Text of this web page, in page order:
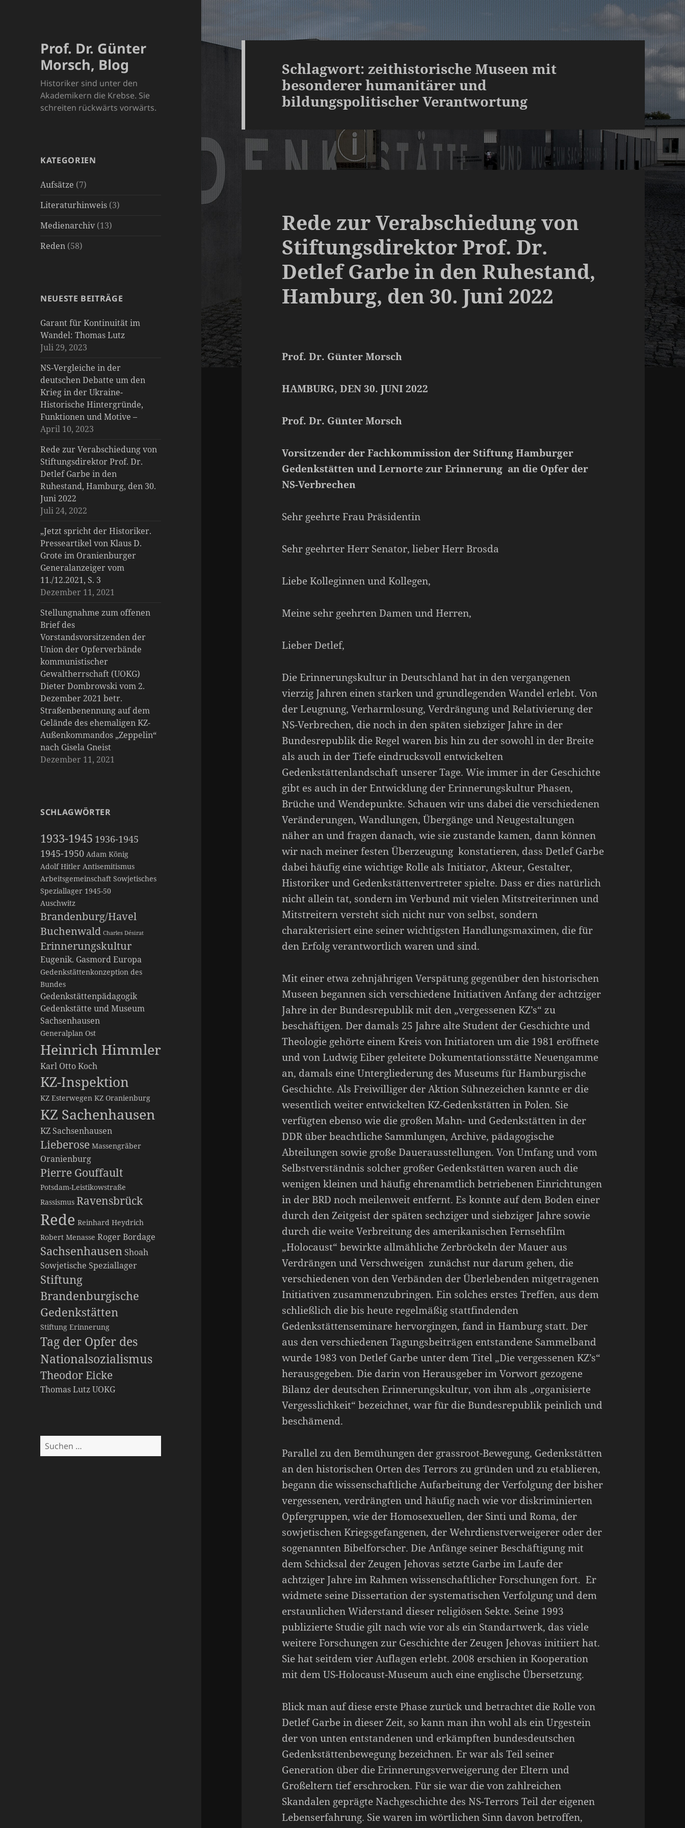
Prof. Dr. Günter
Morsch, Blog
Historiker sind unter den
Akademikern die Krebse. Sie
schreiten rückwärts vorwärts.
KATEGORIEN
Aufsätze (7)
Literaturhinweis (3)
Medienarchiv (13)
Reden (58)
NEUESTE BEITRÄGE
Garant für Kontinuität im
Wandel: Thomas Lutz
Juli 29, 2023
NS-Vergleiche in der
deutschen Debatte um den
Krieg in der Ukraine-
Historische Hintergründe,
Funktionen und Motive –
April 10, 2023
Rede zur Verabschiedung von
Stiftungsdirektor Prof. Dr.
Detlef Garbe in den
Ruhestand, Hamburg, den 30.
Juni 2022
Juli 24, 2022
„Jetzt spricht der Historiker.
Presseartikel von Klaus D.
Grote im Oranienburger
Generalanzeiger vom
11./12.2021, S. 3
Dezember 11, 2021
Stellungnahme zum offenen
Brief des
Vorstandsvorsitzenden der
Union der Opferverbände
kommunistischer
Gewaltherrschaft (UOKG)
Dieter Dombrowski vom 2.
Dezember 2021 betr.
Straßenbenennung auf dem
Gelände des ehemaligen KZ-
Außenkommandos „Zeppelin“
nach Gisela Gneist
Dezember 11, 2021
SCHLAGWÖRTER
1933-1945 1936-1945
1945-1950 Adam König
Adolf Hitler Antisemitismus
Arbeitsgemeinschaft Sowjetisches
Speziallager 1945-50
Auschwitz
Brandenburg/Havel
Buchenwald Charles Désirat
Erinnerungskultur
Eugenik. GasmordEuropa
Gedenkstättenkonzeption des
Bundes
Gedenkstättenpädagogik
Gedenkstätte und Museum
Sachsenhausen
Generalplan Ost
Heinrich Himmler
Karl Otto Koch
KZ-Inspektion
KZ Esterwegen KZ Oranienburg
KZ Sachenhausen
KZ Sachsenhausen
Lieberose Massengräber
Oranienburg
Pierre Gouffault
Potsdam-Leistikowstraße
Rassismus Ravensbrück
Rede Reinhard Heydrich
Robert Menasse Roger Bordage
Sachsenhausen Shoah
Sowjetische Speziallager
Stiftung
Brandenburgische
Gedenkstätten
Stiftung Erinnerung
Tag der Opfer des
Nationalsozialismus
Theodor Eicke
Thomas LutzUOKG
Suchen
nach:
Schlagwort:zeithistorische Museen mit
besonderer humanitärer und
bildungspolitischer Verantwortung
Rede zur Verabschiedung von
Stiftungsdirektor Prof. Dr.
Detlef Garbe in den Ruhestand,
Hamburg, den 30. Juni 2022
Prof. Dr. Günter Morsch
HAMBURG, DEN 30. JUNI 2022
Prof. Dr. Günter Morsch
Vorsitzender der Fachkommission der Stiftung Hamburger
Gedenkstätten und Lernorte zur Erinnerung an die Opfer der
NS-Verbrechen
Sehr geehrte Frau Präsidentin
Sehr geehrter Herr Senator, lieber Herr Brosda
Liebe Kolleginnen und Kollegen,
Meine sehr geehrten Damen und Herren,
Lieber Detlef,
Die Erinnerungskultur in Deutschland hat in den vergangenen
vierzig Jahren einen starken und grundlegenden Wandel erlebt. Von
der Leugnung, Verharmlosung, Verdrängung und Relativierung der
NS-Verbrechen, die noch in den späten siebziger Jahre in der
Bundesrepublik die Regel waren bis hin zu der sowohl in der Breite
als auch in der Tiefe eindrucksvoll entwickelten
Gedenkstättenlandschaft unserer Tage. Wie immer in der Geschichte
gibt es auch in der Entwicklung der Erinnerungskultur Phasen,
Brüche und Wendepunkte. Schauen wir uns dabei die verschiedenen
Veränderungen, Wandlungen, Übergänge und Neugestaltungen
näher an und fragen danach, wie sie zustande kamen, dann können
wir nach meiner festen Überzeugung konstatieren, dass Detlef Garbe
dabei häufig eine wichtige Rolle als Initiator, Akteur, Gestalter,
Historiker und Gedenkstättenvertreter spielte. Dass er dies natürlich
nicht allein tat, sondern im Verbund mit vielen Mitstreiterinnen und
Mitstreitern versteht sich nicht nur von selbst, sondern
charakterisiert eine seiner wichtigsten Handlungsmaximen, die für
den Erfolg verantwortlich waren und sind.
Mit einer etwa zehnjährigen Verspätung gegenüber den historischen
Museen begannen sich verschiedene Initiativen Anfang der achtziger
Jahre in der Bundesrepublik mit den „vergessenen KZ’s“ zu
beschäftigen. Der damals 25 Jahre alte Student der Geschichte und
Theologie gehörte einem Kreis von Initiatoren um die 1981 eröffnete
und von Ludwig Eiber geleitete Dokumentationsstätte Neuengamme
an, damals eine Untergliederung des Museums für Hamburgische
Geschichte. Als Freiwilliger der Aktion Sühnezeichen kannte er die
wesentlich weiter entwickelten KZ-Gedenkstätten in Polen. Sie
verfügten ebenso wie die großen Mahn- und Gedenkstätten in der
DDR über beachtliche Sammlungen, Archive, pädagogische
Abteilungen sowie große Dauerausstellungen. Von Umfang und vom
Selbstverständnis solcher großer Gedenkstätten waren auch die
wenigen kleinen und häufig ehrenamtlich betriebenen Einrichtungen
in der BRD noch meilenweit entfernt. Es konnte auf dem Boden einer
durch den Zeitgeist der späten sechziger und siebziger Jahre sowie
durch die weite Verbreitung des amerikanischen Fernsehfilm
„Holocaust“ bewirkte allmähliche Zerbröckeln der Mauer aus
Verdrängen und Verschweigen zunächst nur darum gehen, die
verschiedenen von den Verbänden der Überlebenden mitgetragenen
Initiativen zusammenzubringen. Ein solches erstes Treffen, aus dem
schließlich die bis heute regelmäßig stattfindenden
Gedenkstättenseminare hervorgingen, fand in Hamburg statt. Der
aus den verschiedenen Tagungsbeiträgen entstandene Sammelband
wurde 1983 von Detlef Garbe unter dem Titel „Die vergessenen KZ’s“
herausgegeben. Die darin von Herausgeber im Vorwort gezogene
Bilanz der deutschen Erinnerungskultur, von ihm als „organisierte
Vergesslichkeit“ bezeichnet, war für die Bundesrepublik peinlich und
beschämend.
Parallel zu den Bemühungen der grassroot-Bewegung, Gedenkstätten
an den historischen Orten des Terrors zu gründen und zu etablieren,
begann die wissenschaftliche Aufarbeitung der Verfolgung der bisher
vergessenen, verdrängten und häufig nach wie vor diskriminierten
Opfergruppen, wie der Homosexuellen, der Sinti und Roma, der
sowjetischen Kriegsgefangenen, der Wehrdienstverweigerer oder der
sogenannten Bibelforscher. Die Anfänge seiner Beschäftigung mit
dem Schicksal der Zeugen Jehovas setzte Garbe im Laufe der
achtziger Jahre im Rahmen wissenschaftlicher Forschungen fort. Er
widmete seine Dissertation der systematischen Verfolgung und dem
erstaunlichen Widerstand dieser religiösen Sekte. Seine 1993
publizierte Studie gilt nach wie vor als ein Standartwerk, das viele
weitere Forschungen zur Geschichte der Zeugen Jehovas initiiert hat.
Sie hat seitdem vier Auflagen erlebt. 2008 erschien in Kooperation
mit dem US-Holocaust-Museum auch eine englische Übersetzung.
Blick man auf diese erste Phase zurück und betrachtet die Rolle von
Detlef Garbe in dieser Zeit, so kann man ihn wohl als ein Urgestein
der von unten entstandenen und erkämpften bundesdeutschen
Gedenkstättenbewegung bezeichnen. Er war als Teil seiner
Generation über die Erinnerungsverweigerung der Eltern und
Großeltern tief erschrocken. Für sie war die von zahlreichen
Skandalen geprägte Nachgeschichte des NS-Terrors Teil der eigenen
Lebenserfahrung. Sie waren im wörtlichen Sinn davon betroffen,